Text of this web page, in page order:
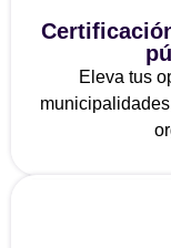
Eleva tus